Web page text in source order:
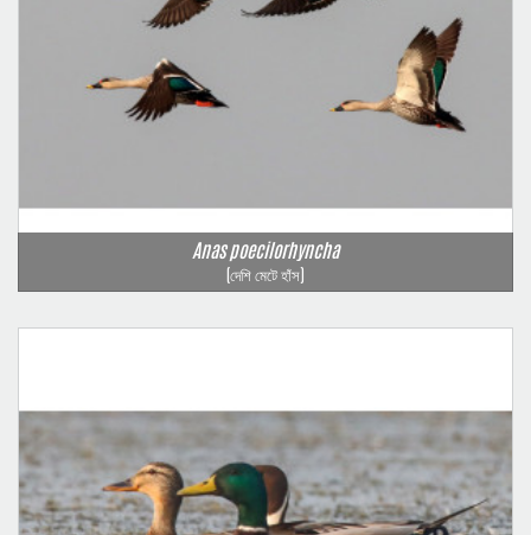
Anas poecilorhyncha
(দেশি মেটে হাঁস)